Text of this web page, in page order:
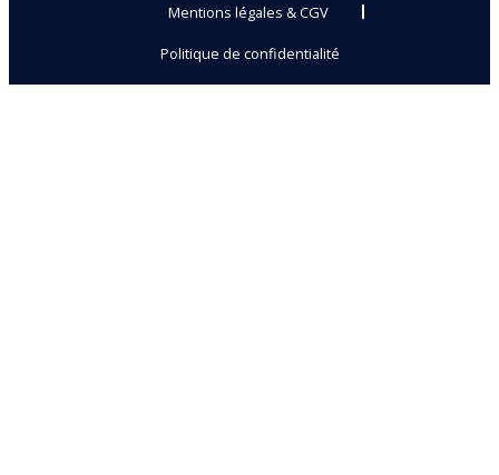
Mentions légales & CGV
Politique de confidentialité